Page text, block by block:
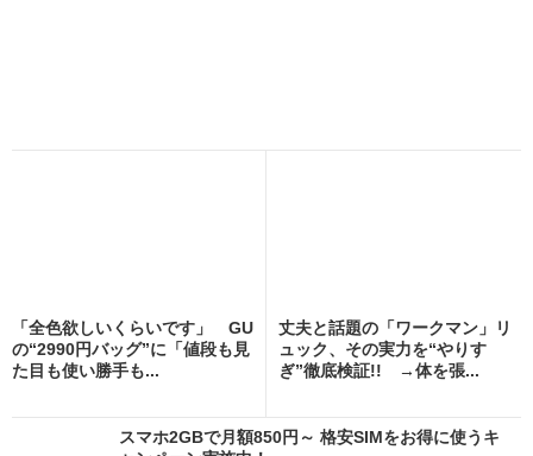
「全色欲しいくらいです」 GU
の“2990円バッグ”に「値段も見
た目も使い勝手も...
丈夫と話題の「ワークマン」リ
ュック、その実力を“やりす
ぎ”徹底検証!! →体を張...
スマホ2GBで月額850円～ 格安SIMをお得に使うキ